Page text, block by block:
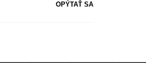
OPÝTAŤ SA